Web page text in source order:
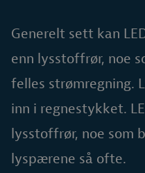
Generelt sett kan
enn lysstoffrør, noe
felles strømregning.
inn i regnestykket.
lysstoffrør, noe som
lyspærene så ofte.